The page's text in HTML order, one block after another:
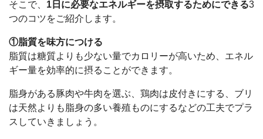
そこで、 1日に必要なエネルギーを摂取するためにできる3
つのコツをご紹介します。
①脂質を味方につける
脂質は糖質よりも少ない量でカロリーが高いため、エネル
ギー量を効率的に摂ることができます。
脂身がある豚肉や牛肉を選ぶ、鶏肉は皮付きにする、ブリ
は天然よりも脂身の多い養殖ものにするなどの工夫でプラ
スしていきましょう。